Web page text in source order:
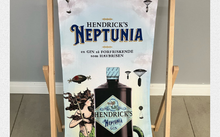
PVC Forex (8)
Dibond (2)
Plexiglass (2)
ACCESSOIRES
Lests (3)
Eclairage (2)